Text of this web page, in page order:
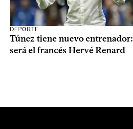
DEPORTE
Túnez tiene nuevo entrenador:
será el francés Hervé Renard